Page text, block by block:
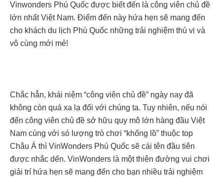
Vinwonders Phú Quốc được biết đến là công viên chủ đề
lớn nhất Việt Nam. Điểm đến này hứa hẹn sẽ mang đến
cho khách du lịch Phú Quốc những trải nghiệm thú vị và
vô cùng mới mẻ!
Chắc hẳn, khái niệm “công viên chủ đề” ngày nay đã
không còn quá xa lạ đối với chúng ta. Tuy nhiên, nếu nói
đến công viên chủ đề sở hữu quy mô lớn hàng đầu Việt
Nam cùng với só lượng trò chơi “khổng lồ” thuộc top
Châu Á thì VinWonders Phú Quốc sẽ cái tên đầu tiên
được nhắc dến. VinWonders là một thiên đường vui chơi
giải trí hứa hẹn sẽ mang đến cho bạn nhiều trải nghiệm